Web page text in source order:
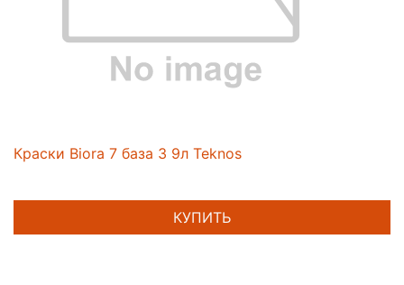
Краски Biora 7 база 3 9л Teknos
КУПИТЬ